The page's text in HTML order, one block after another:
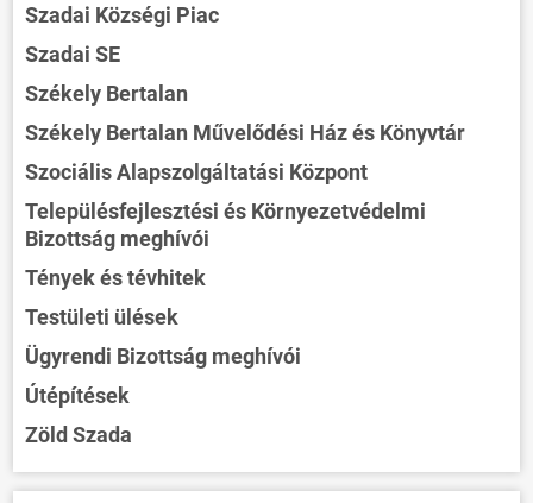
Szadai Községi Piac
Szadai SE
Székely Bertalan
Székely Bertalan Művelődési Ház és Könyvtár
Szociális Alapszolgáltatási Központ
Településfejlesztési és Környezetvédelmi
Bizottság meghívói
Tények és tévhitek
Testületi ülések
Ügyrendi Bizottság meghívói
Útépítések
Zöld Szada